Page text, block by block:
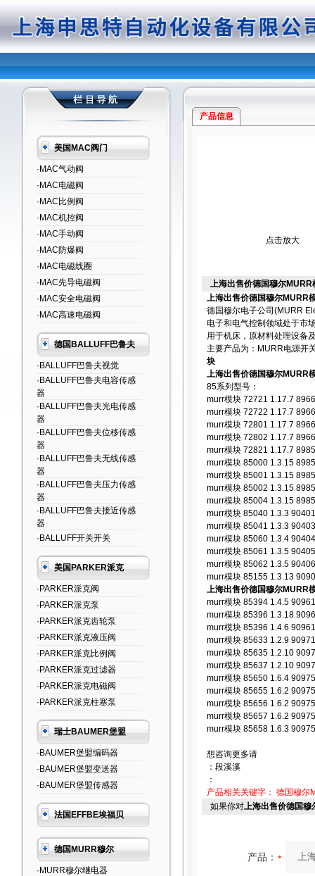
美国MAC阀门
·MAC气动阀
·MAC电磁阀
·MAC比例阀
·MAC机控阀
·MAC手动阀
·MAC防爆阀
·MAC电磁线圈
·MAC先导电磁阀
·MAC安全电磁阀
·MAC高速电磁阀
德国BALLUFF巴鲁夫
·BALLUFF巴鲁夫视觉
·BALLUFF巴鲁夫电容传感
器
·BALLUFF巴鲁夫光电传感
器
·BALLUFF巴鲁夫位移传感
器
·BALLUFF巴鲁夫无线传感
器
·BALLUFF巴鲁夫压力传感
器
·BALLUFF巴鲁夫接近传感
器
·BALLUFF开关开关
美国PARKER派克
·PARKER派克阀
·PARKER派克泵
·PARKER派克齿轮泵
·PARKER派克液压阀
·PARKER派克比例阀
·PARKER派克过滤器
·PARKER派克电磁阀
·PARKER派克柱塞泵
瑞士BAUMER堡盟
·BAUMER堡盟编码器
·BAUMER堡盟变送器
·BAUMER堡盟传感器
法国EFFBE埃福贝
德国MURR穆尔
·MURR穆尔继电器
产品信息
点击放大
上海出售价德国穆尔MURR
上海出售价德国穆尔MURR
德国穆尔电子公司(MURR
电子和电气控制领域处于市
用于机床，原材料处理设备
主要产品为：MURR电源开
块
上海出售价德国穆尔MURR
85系列型号：
murr模块 72721 1.17.7
murr模块 72722 1.17.7
murr模块 72801 1.17.7
murr模块 72802 1.17.7
murr模块 72821 1.17.7
murr模块 85000 1.3.15
murr模块 85001 1.3.15
murr模块 85002 1.3.15
murr模块 85004 1.3.15
murr模块 85040 1.3.3
murr模块 85041 1.3.3
murr模块 85060 1.3.4
murr模块 85061 1.3.5
murr模块 85062 1.3.5
murr模块 85155 1.3.13
上海出售价德国穆尔MURR
murr模块 85394 1.4.5
murr模块 85396 1.3.18
murr模块 85396 1.4.6
murr模块 85633 1.2.9
murr模块 85635 1.2.10
murr模块 85637 1.2.10
murr模块 85650 1.6.4
murr模块 85655 1.6.2
murr模块 85656 1.6.2
murr模块 85657 1.6.2
murr模块 85658 1.6.3
想咨询更多请
：段溪溪
：
产品相关关键字： 德国穆尔
如果你对上海出售价德国穆
产品：